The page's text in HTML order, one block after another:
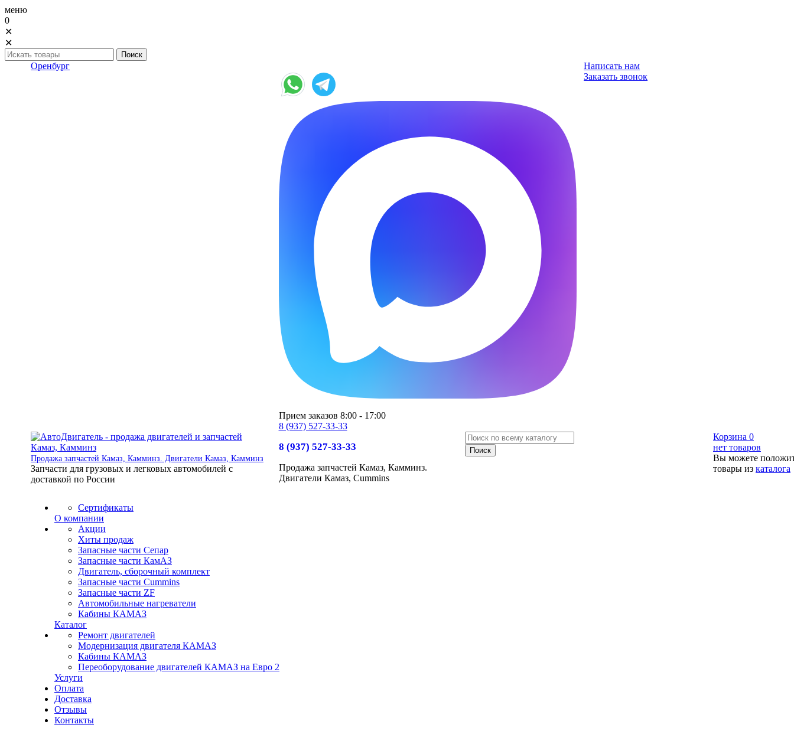
меню
0
✕
✕
Оренбург
Прием заказов 8:00 - 17:00
8 (937) 527-33-33
Написать нам
Заказать звонок
Продажа запчастей Камаз, Камминз. Двигатели Камаз, Камминз
Запчасти для грузовых и легковых автомобилей с
доставкой по России
8 (937) 527-33-33
Продажа запчастей Камаз, Камминз.
Двигатели Камаз, Cummins
Корзина 0
нет товаров
Вы можете
товары из каталога
Сертификаты
О компании
Акции
Хиты продаж
Запасные части Сепар
Запасные части КамАЗ
Двигатель, сборочный комплект
Запасные части Cummins
Запасные части ZF
Автомобильные нагреватели
Кабины КАМАЗ
Каталог
Ремонт двигателей
Модернизация двигателя КАМАЗ
Кабины КАМАЗ
Переоборудование двигателей КАМАЗ на Евро 2
Услуги
Оплата
Доставка
Отзывы
Контакты